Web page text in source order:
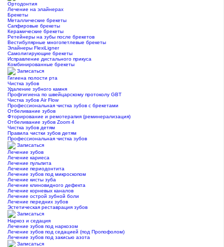
Ортодонтия
Лечение на элайнерах
Брекеты
Металлические брекеты
Сапфировые брекеты
Керамические брекеты
Ретейнеры на зубы после брекетов
Вестибулярные многопетлевые брекеты
Элайнеры FlexiLigner
Самолигирующие брекеты
Исправление дистального прикуса
Комбинированные брекеты
Записаться
Гигиена полости рта
Чистка зубов
Удаление зубного камня
Профгигиена по швейцарскому протоколу GBT
Чистка зубов Air Flow
Профессиональная чистка зубов с брекетами
Отбеливание зубов
Фторирование и ремотерапия (реминерализация)
Отбеливание зубов Zoom 4
Чистка зубов детям
Правила чистки зубов детям
Профессиональная чистка зубов
Записаться
Лечение зубов
Лечение кариеса
Лечение пульпита
Лечение периодонтита
Лечение зубов под микроскопом
Лечение кисты зуба
Лечение клиновидного дефекта
Лечение корневых каналов
Лечение острой зубной боли
Лечение передних зубов
Эстетическая реставрация зубов
Записаться
Наркоз и седация
Лечение зубов под наркозом
Лечение зубов под седацией (под Пропофолом)
Лечение зубов под закисью азота
Записаться